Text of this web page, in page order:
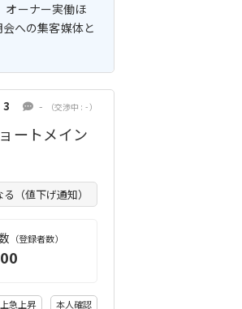
オーナー実働ほ
への集客媒体と
3 - （交渉中 : - ）
ートメイン
（値下げ通知）
（登録者数）
急上昇 本人確認